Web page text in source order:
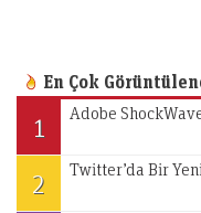
En Çok
1 Adobe
2 Twitter’da Bir